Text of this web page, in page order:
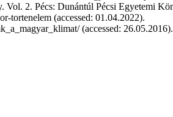
2. Pécs: Dunántúl Pécsi Egyetemi
tortenelem (accessed: 01.04.2022).
(accessed: 26.05.2016).